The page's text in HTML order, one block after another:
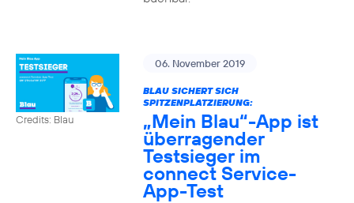
Credits: Blau
06. November 2019
BLAU SICHERT SICH
SPITZENPLATZIERUNG:
„Mein Blau“-App ist
überragender
Testsieger im
connect Service-
App-Test